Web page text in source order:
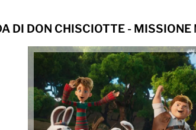
DI DON CHISCIOTTE - MISSIONE